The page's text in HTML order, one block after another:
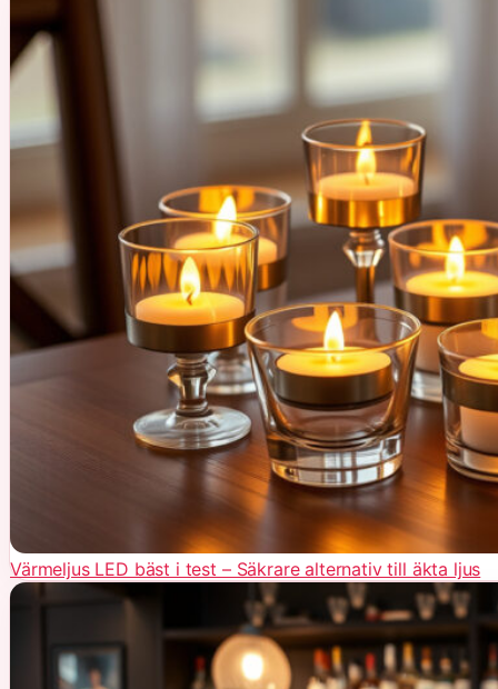
Värmeljus LED bäst i test – Säkrare alternativ till äkta ljus